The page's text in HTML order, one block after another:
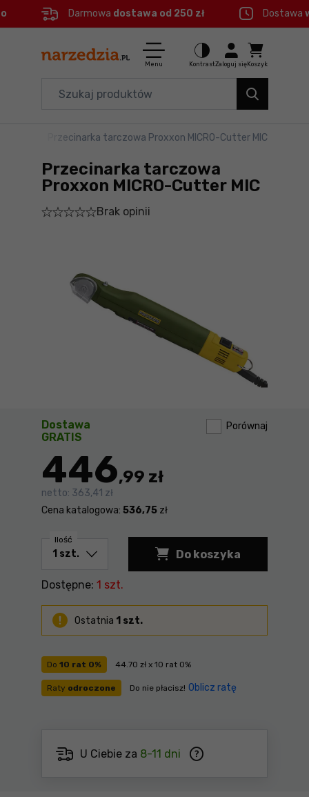
Menu główne
Informacje o produkcie
Do koszyka
Szczegółowe informacje
Stopka
Darmowa dostawa od 250 zł Dostawa
Menu KontrastZaloguj się Koszyk
Elektronarzędzia
Akcesoria
BHP
Okazje
Przecinarka tarczowa Proxxon MICRO-Cutter MIC
Przecinarka tarczowa
Proxxon MICRO-Cutter MIC
Brak opinii
Dostawa
GRATIS
Porównaj
446,99 zł
netto: 363,41 zł
Cena katalogowa: 536,75 zł
Do 10 rat 0% 44.70 zł x 10 rat 0%
Raty odroczone Do nie płacisz! Oblicz ratę
Ilość
Do koszyka
Dostępne: 1 szt.
Ostatnia 1 szt.
U Ciebie za 8-11 dni